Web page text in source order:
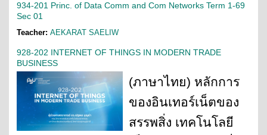
934-201 Princ. of Data Comm and Com Networks Term 1-69
Sec 01
Teacher: AEKARAT SAELIW
928-202 INTERNET OF THINGS IN MODERN TRADE
BUSINESS
(ภาษาไทย) หลักการ
ของอินเทอร์เน็ตของ
สรรพสิ่ง เทคโนโลยี